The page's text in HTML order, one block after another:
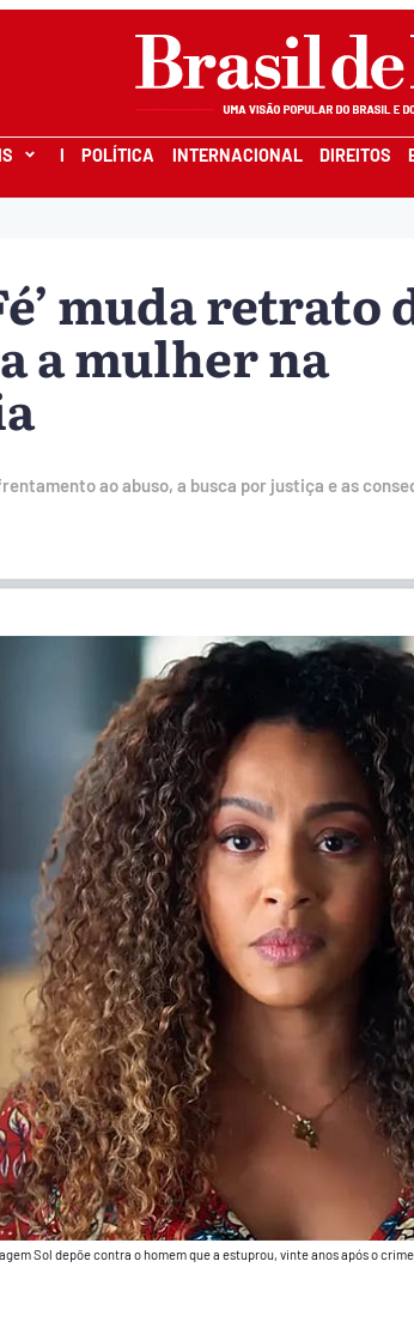
I POLÍTICA INTERNACIONAL DIREITOS
muda retrato
a mulher na
ao abuso, a busca por justiça e as
Sol depõe contra o homem que a estuprou, vinte anos após o crime